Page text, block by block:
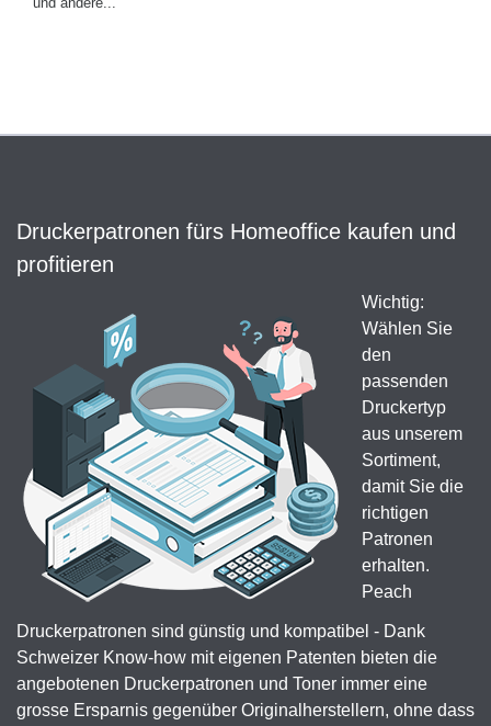
Druckerpatronen fürs Homeoffice kaufen und
profitieren
Wichtig:
Wählen Sie
den
passenden
Druckertyp
aus unserem
Sortiment,
damit Sie die
richtigen
Patronen
erhalten.
Peach
Druckerpatronen sind günstig und kompatibel - Dank
Schweizer Know-how mit eigenen Patenten bieten die
angebotenen Druckerpatronen und Toner immer eine
grosse Ersparnis gegenüber Originalherstellern, ohne dass